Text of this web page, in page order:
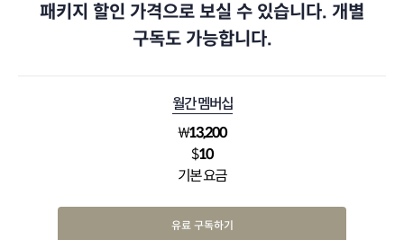
패키지 할인 가격으로 보실 수 있습니다. 개별
구독도 가능합니다.
월간 멤버십
₩13,200
$10
기본 요금
유료 구독하기